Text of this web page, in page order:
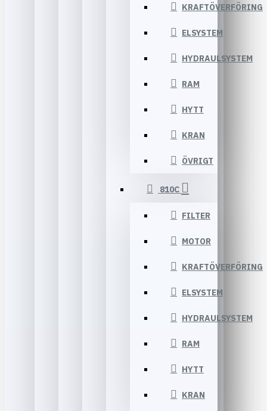
KRAFTÖVERFÖRING
ELSYSTEM
HYDRAULSYSTEM
RAM
HYTT
KRAN
ÖVRIGT
810C
FILTER
MOTOR
KRAFTÖVERFÖRING
ELSYSTEM
HYDRAULSYSTEM
RAM
HYTT
KRAN